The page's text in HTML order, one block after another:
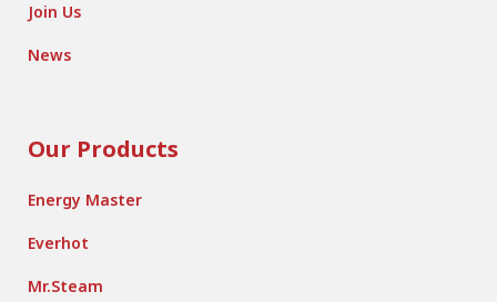
Join Us
News
Our Products
Energy Master
Everhot
Mr.Steam